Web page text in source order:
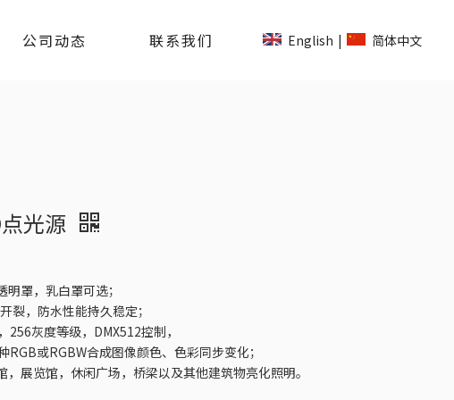
公司动态 联系我们 English | 简体中文
光源
罩，乳白罩可选；
裂，防水性能持久稳定；
256灰度等级，DMX512控制，
或RGBW合成图像颜色、色彩同步变化；
展览馆，休闲广场，桥梁以及其他建筑物亮化照明。